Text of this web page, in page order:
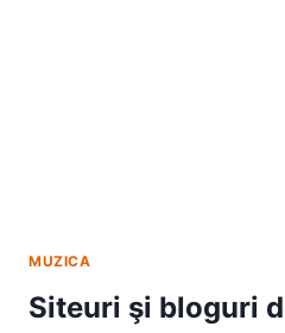
MUZICA
Siteuri şi bloguri